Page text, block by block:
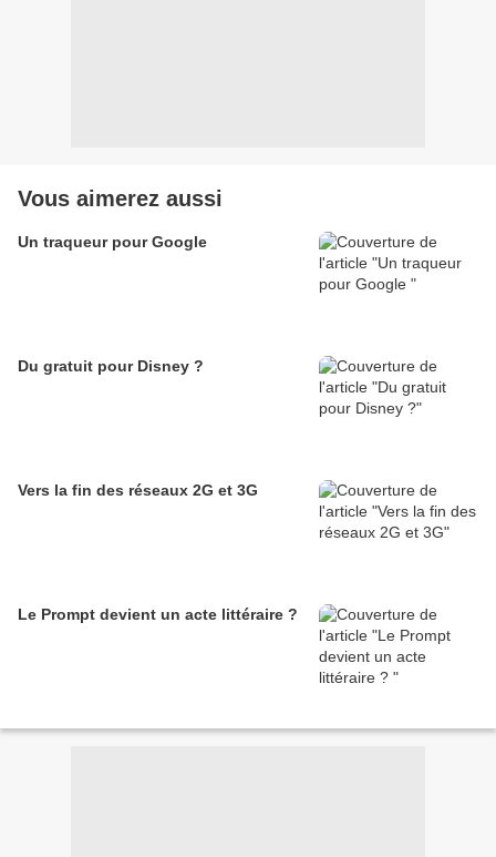
Vous aimerez aussi
Un traqueur pour Google
Du gratuit pour Disney ?
Vers la fin des réseaux 2G et 3G
Le Prompt devient un acte littéraire ?